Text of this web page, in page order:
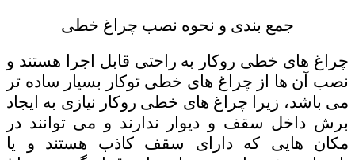
جمع بندی و نحوه نصب چراغ خطی
چراغ های خطی روکار به راحتی قابل اجرا هستند و
نصب آن ها از چراغ های خطی توکار بسیار ساده تر
می باشد، زیرا چراغ های خطی روکار نیازی به ایجاد
برش داخل سقف و دیوار ندارند و می توانند در
مکان هایی که دارای سقف کاذب هستند و یا